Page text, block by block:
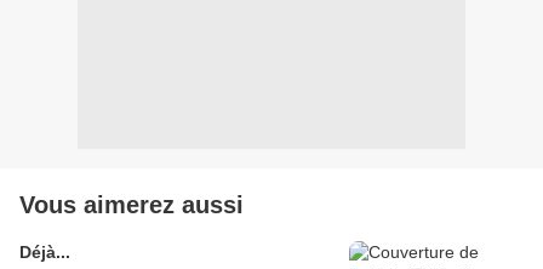
Vous aimerez aussi
Déjà...